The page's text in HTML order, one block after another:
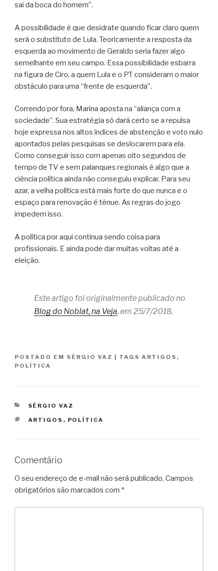
sai da boca do homem”.
A possibilidade é que desidrate quando ficar claro quem
será o substituto de Lula. Teoricamente a resposta da
esquerda ao movimento de Geraldo seria fazer algo
semelhante em seu campo. Essa possibilidade esbarra
na figura de Ciro, a quem Lula e o PT consideram o maior
obstáculo para uma “frente de esquerda”.
Correndo por fora, Marina aposta na “aliança com a
sociedade”. Sua estratégia só dará certo se a repulsa
hoje expressa nos altos índices de abstenção e voto nulo
apontados pelas pesquisas se deslocarem para ela.
Como conseguir isso com apenas oito segundos de
tempo de TV e sem palanques regionais é algo que a
ciência política ainda não conseguiu explicar. Para seu
azar, a velha política está mais forte do que nunca e o
espaço para renovação é tênue. As regras do jogo
impedem isso.
A política por aqui continua sendo coisa para
profissionais. E ainda pode dar muitas voltas até a
eleição.
Este artigo foi originalmente publicado no
Blog do Noblat, na Veja, em 25/7/2018.
POSTADO EM SÉRGIO VAZ | TAGS ARTIGOS ,
POLÍTICA
CATEGORIAS
SÉRGIO VAZ
TAGS
ARTIGOS , POLÍTICA
Comentário
O seu endereço de e-mail não será publicado. Campos
obrigatórios são marcados com *